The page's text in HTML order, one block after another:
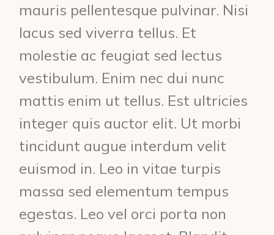
mauris pellentesque pulvinar. Nisi
lacus sed viverra tellus. Et
molestie ac feugiat sed lectus
vestibulum. Enim nec dui nunc
mattis enim ut tellus. Est ultricies
integer quis auctor elit. Ut morbi
tincidunt augue interdum velit
euismod in. Leo in vitae turpis
massa sed elementum tempus
egestas. Leo vel orci porta non